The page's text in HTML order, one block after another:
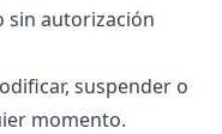
sin autorización
suspender o
momento.